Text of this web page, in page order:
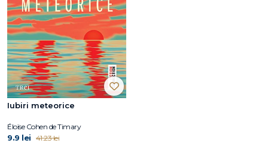
Iubiri meteorice
Éloïse Cohen de Timary
9.9 lei 41.23 lei